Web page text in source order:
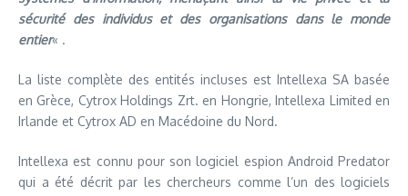
sécurité des individus et des organisations dans le monde
entier« .
La liste complète des entités incluses est Intellexa SA basée
en Grèce, Cytrox Holdings Zrt. en Hongrie, Intellexa Limited en
Irlande et Cytrox AD en Macédoine du Nord.
Intellexa est connu pour son logiciel espion Android Predator
qui a été décrit par les chercheurs comme l’un des logiciels